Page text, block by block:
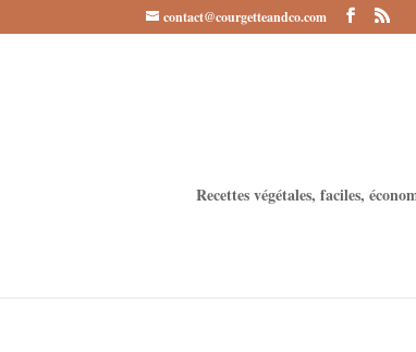
contact@courgetteandco.com
Recettes végétales, faciles,